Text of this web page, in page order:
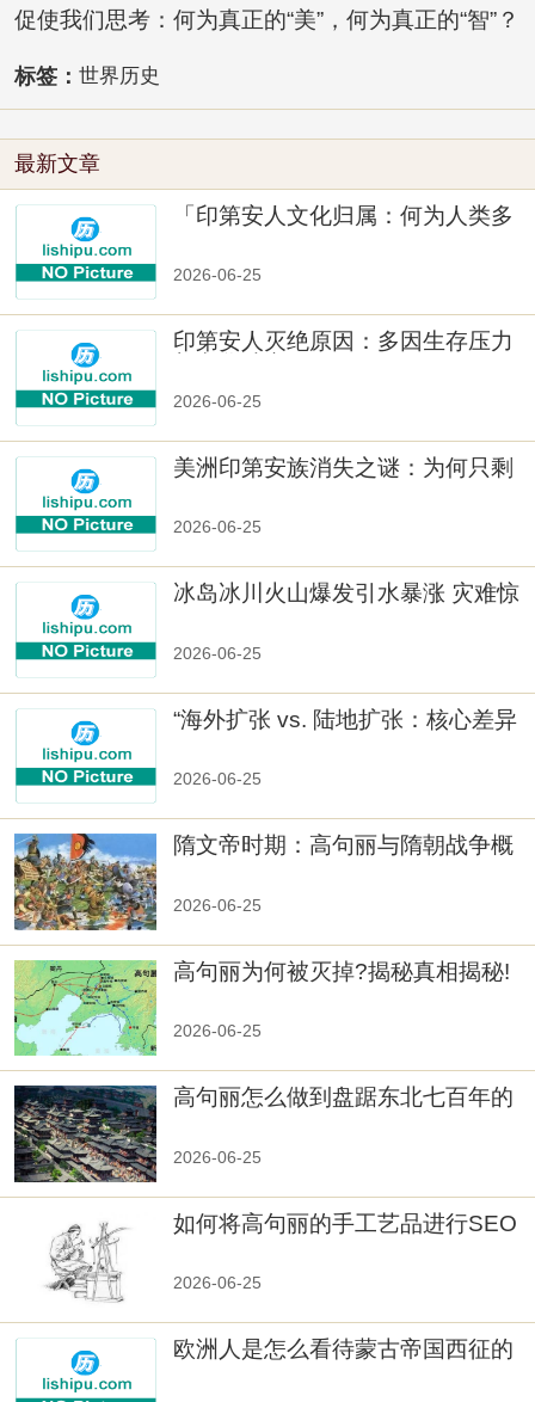
促使我们思考：何为真正的“美”，何为真正的“智”？
标签： 世界历史
最新文章
「印第安人文化归属：何为人类多
2026-06-25
印第安人灭绝原因：多因生存压力
2026-06-25
美洲印第安族消失之谜：为何只剩
2026-06-25
冰岛冰川火山爆发引水暴涨 灾难惊
2026-06-25
“海外扩张 vs. 陆地扩张：核心差异
2026-06-25
隋文帝时期：高句丽与隋朝战争概
2026-06-25
高句丽为何被灭掉?揭秘真相揭秘!
2026-06-25
高句丽怎么做到盘踞东北七百年的
2026-06-25
如何将高句丽的手工艺品进行SEO
2026-06-25
欧洲人是怎么看待蒙古帝国西征的